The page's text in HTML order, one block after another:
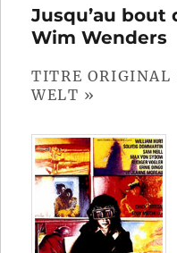
l’article
Jusqu’au bout
Wim Wenders
TITRE ORIGINAL
WELT »